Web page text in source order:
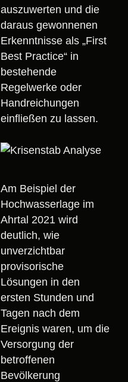
auszuwerten und die
daraus gewonnenen
Erkenntnisse als „First
Best Practice“ in
bestehende
Regelwerke oder
Handreichungen
einfließen zu lassen.
Am Beispiel der
Hochwasserlage im
Ahrtal 2021 wird
deutlich, wie
unverzichtbar
provisorische
Lösungen in den
ersten Stunden und
Tagen nach dem
Ereignis waren, um die
Versorgung der
betroffenen
Bevölkerung